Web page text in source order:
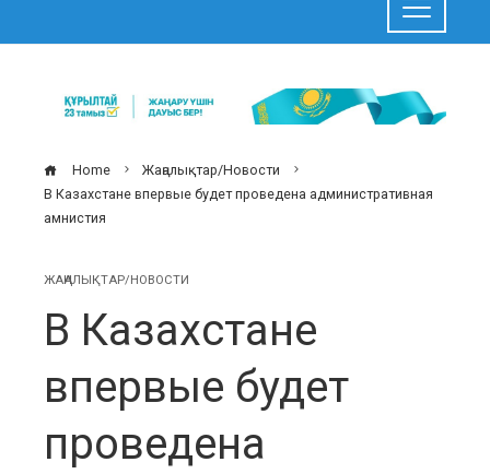
Home
Жаңалықтар/Новости
В Казахстане впервые будет проведена административная
амнистия
ЖАҢАЛЫҚТАР/НОВОСТИ
В Казахстане
впервые будет
проведена